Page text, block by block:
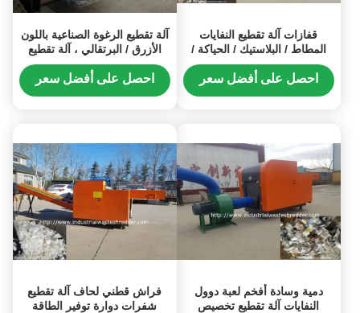
قفازات آلة تقطيع النفايات
المطاط / البلاستيك / الحياكة /
حماية / قطع القفازات
احصل على أفضل سعر
آلة تقطيع الرغوة الصناعية باللون
الأزرق / البرتقالي ، آلة تقطيع
القطن الخردة
احصل على أفضل سعر
دمية وسادة أفخم لعبة دوول
النفايات آلة تقطيع تخصيص
فراش قطني لحاف آلة تقطيع
شفرات دوارة توفير الطاقة